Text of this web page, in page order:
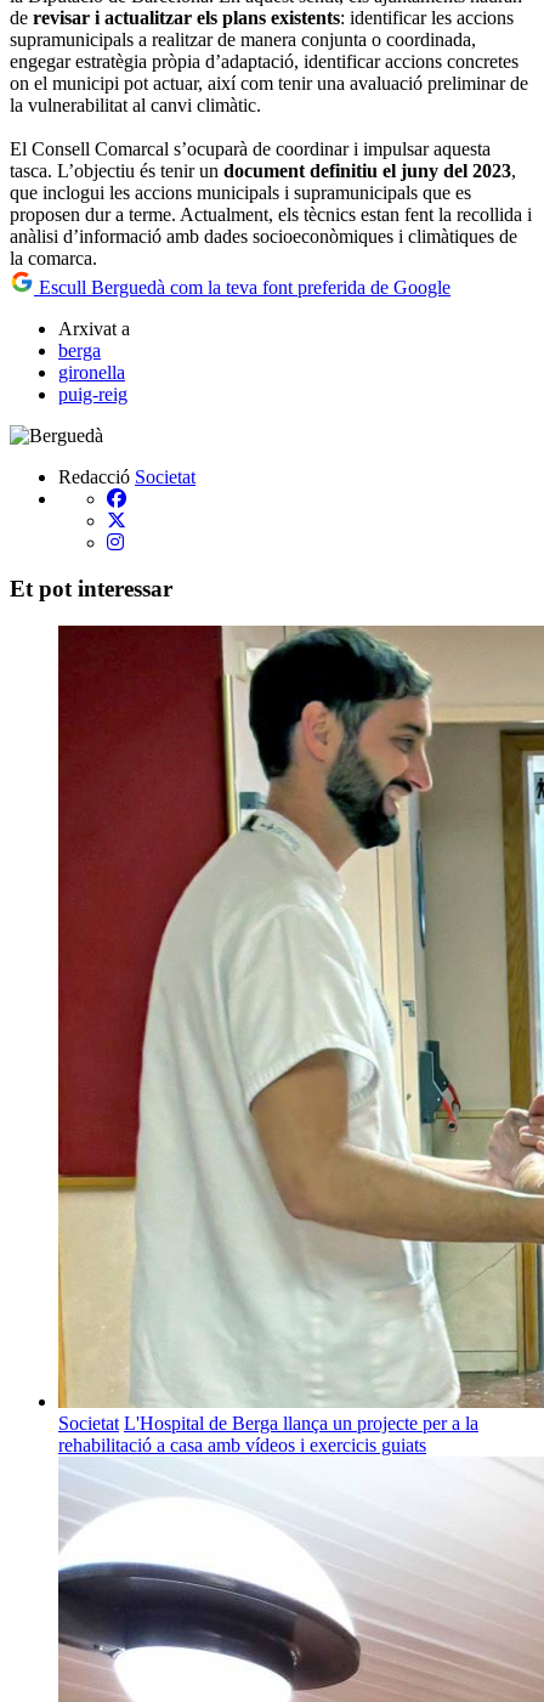
de revisar i actualitzar els plans existents: identificar les accions
supramunicipals a realitzar de manera conjunta o coordinada,
engegar estratègia pròpia d’adaptació, identificar accions concretes
on el municipi pot actuar, així com tenir una avaluació preliminar de
la vulnerabilitat al canvi climàtic.
El Consell Comarcal s’ocuparà de coordinar i impulsar aquesta
tasca. L’objectiu és tenir un document definitiu el juny del 2023,
que inclogui les accions municipals i supramunicipals que es
proposen dur a terme. Actualment, els tècnics estan fent la recollida i
anàlisi d’informació amb dades socioeconòmiques i climàtiques de
la comarca.
Escull Berguedà com la teva font preferida de Google
Arxivat a
berga
gironella
puig-reig
Redacció Societat
Et pot interessar
Societat L'Hospital de Berga llança un projecte per a la
rehabilitació a casa amb vídeos i exercicis guiats